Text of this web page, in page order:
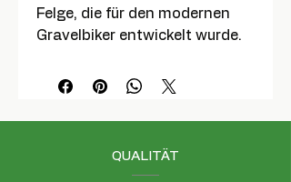
Felge, die für den modernen
Gravelbiker entwickelt wurde.
QUALITÄT